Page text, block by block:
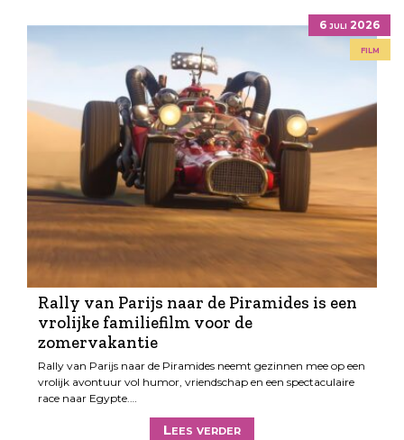
6 juli 2026
film
Rally van Parijs naar de Piramides is een
vrolijke familiefilm voor de
zomervakantie
Rally van Parijs naar de Piramides neemt gezinnen mee op een
vrolijk avontuur vol humor, vriendschap en een spectaculaire
race naar Egypte.…
Lees verder